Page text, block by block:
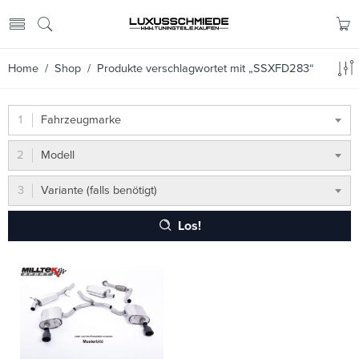
Home / Shop / Produkte verschlagwortet mit „SSXFD283“
Fahrzeugmarke
Modell
Variante (falls benötigt)
Los!